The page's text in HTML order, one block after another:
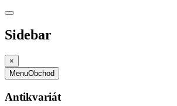
Sidebar
×
MenuObchod
Antikvariát